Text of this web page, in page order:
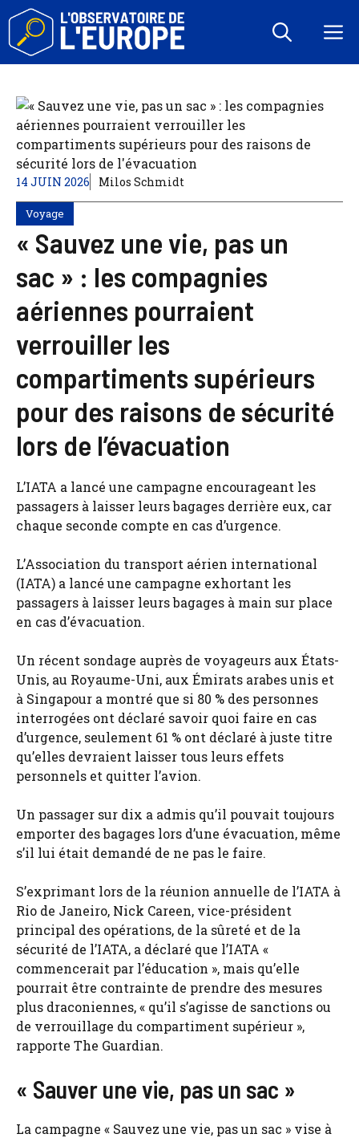
Aller
contenu
14 JUIN 2026 Milos Schmidt
Voyage
« Sauvez une vie, pas un
sac » : les compagnies
aériennes pourraient
verrouiller les
compartiments supérieurs
pour des raisons de sécurité
lors de l’évacuation
L’IATA a lancé une campagne encourageant les
passagers à laisser leurs bagages derrière eux, car
chaque seconde compte en cas d’urgence.
L’Association du transport aérien international
(IATA) a lancé une campagne exhortant les
passagers à laisser leurs bagages à main sur place
en cas d’évacuation.
Un récent sondage auprès de voyageurs aux États-
Unis, au Royaume-Uni, aux Émirats arabes unis et
à Singapour a montré que si 80 % des personnes
interrogées ont déclaré savoir quoi faire en cas
d’urgence, seulement 61 % ont déclaré à juste titre
qu’elles devraient laisser tous leurs effets
personnels et quitter l’avion.
Un passager sur dix a admis qu’il pouvait toujours
emporter des bagages lors d’une évacuation, même
s’il lui était demandé de ne pas le faire.
S’exprimant lors de la réunion annuelle de l’IATA à
Rio de Janeiro, Nick Careen, vice-président
principal des opérations, de la sûreté et de la
sécurité de l’IATA, a déclaré que l’IATA «
commencerait par l’éducation », mais qu’elle
pourrait être contrainte de prendre des mesures
plus draconiennes, « qu’il s’agisse de sanctions ou
de verrouillage du compartiment supérieur »,
rapporte The Guardian.
« Sauver une vie, pas un sac »
La campagne « Sauvez une vie, pas un sac » vise à